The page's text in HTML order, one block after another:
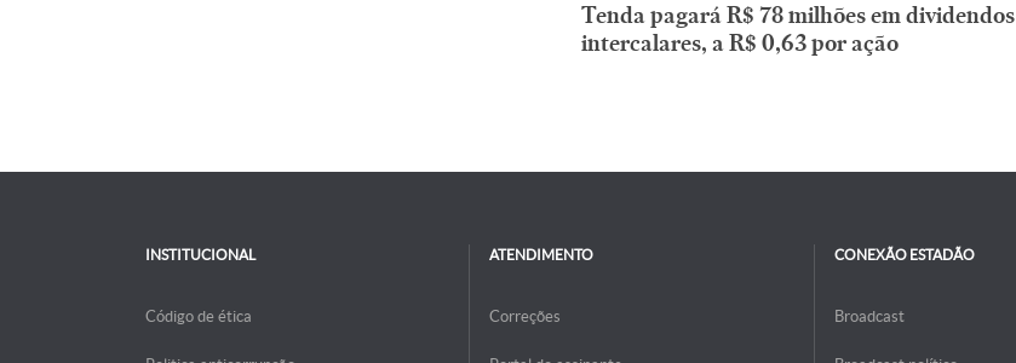
Tenda pagará R$ 78 milhões em dividendos
intercalares, a R$ 0,63 por ação
INSTITUCIONAL
Código de ética
ATENDIMENTO
Correções
CONEXÃO ESTADÃO
Broadcast